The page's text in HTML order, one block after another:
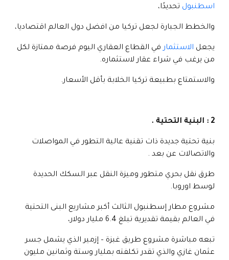
اسطنبول تحديدًا،
والخطط الجبارة لجعل تركيا من افضل دول العالم اقتصاديا،
يجعل الاستثمارفي القطاع العقاري اليوم فرصة ممتازة لكل
من يرغب في شراء عقار لاستثماره.
والاستمتاع بطبيعة تركيا الخلابة بأقل الأسعار.
2 : البنية التحتية .
بنية تحتية جديدة ذات تقنية عالية التطور في المواصلات
والاتصالات عن بعد .
طرق نقل بحري متطور وميزة النقل عبر السكك الحديدة
لوسط اوروبا.
مشروع مطار إسطنبول الثالث أكبر مشاريع البنى التحتية
في العالم بقيمة تقديرية تبلغ 6.4 مليار دولار،
تبعه مباشرة مشروع طريق غبزة – إزمير الذي يشمل جسر
عثمان غازي والذي تقدر تكلفته بمليار وستة وثمانين مليون